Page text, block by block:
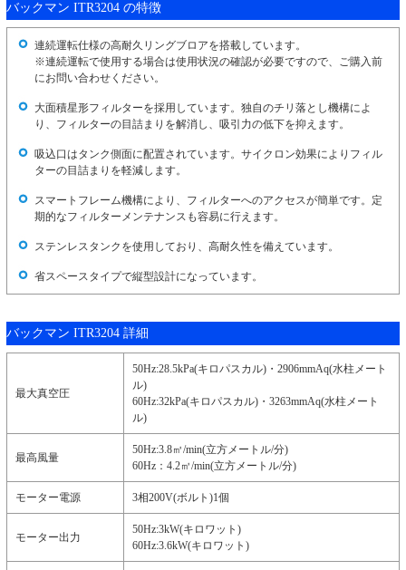
バックマン ITR3204 の特徴
連続運転仕様の高耐久リングブロアを搭載しています。
※連続運転で使用する場合は使用状況の確認が必要ですので、ご購入前
にお問い合わせください。
大面積星形フィルターを採用しています。独自のチリ落とし機構によ
り、フィルターの目詰まりを解消し、吸引力の低下を抑えます。
吸込口はタンク側面に配置されています。サイクロン効果によりフィル
ターの目詰まりを軽減します。
スマートフレーム機構により、フィルターへのアクセスが簡単です。定
期的なフィルターメンテナンスも容易に行えます。
ステンレスタンクを使用しており、高耐久性を備えています。
省スペースタイプで縦型設計になっています。
バックマン ITR3204 詳細
最大真空圧
50Hz:28.5kPa(キロパスカル)・2906mmAq(水柱メート
ル)
60Hz:32kPa(キロパスカル)・3263mmAq(水柱メート
ル)
最高風量
50Hz:3.8㎥/min(立方メートル/分)
60Hz：4.2㎥/min(立方メートル/分)
モーター電源 3相200V(ボルト)1個
モーター出力
50Hz:3kW(キロワット)
60Hz:3.6kW(キロワット)